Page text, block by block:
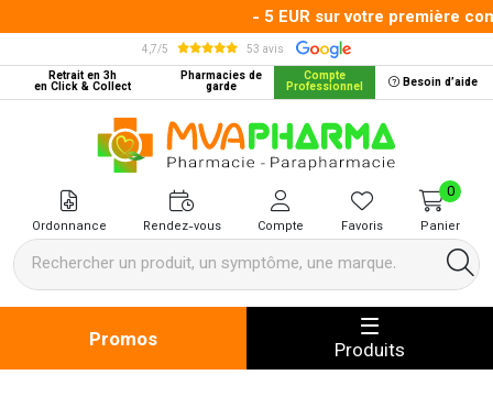
- 5 EUR sur votre première
4,7/5
53 avis
Retrait en 3h
en Click & Collect
Pharmacies de
garde
Compte
Professionnel Besoin d’aide
MVA Pharma Votre pharmacie
Ordonnance Rendez-vous Compte Favoris Panier
0
Promos Produits